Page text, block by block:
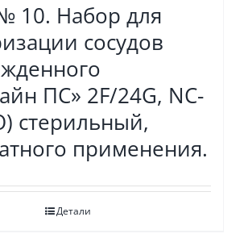
10. Набор для
сосудов
ПС» 2F/24G, NC-
стерильный,
применения.
Детали